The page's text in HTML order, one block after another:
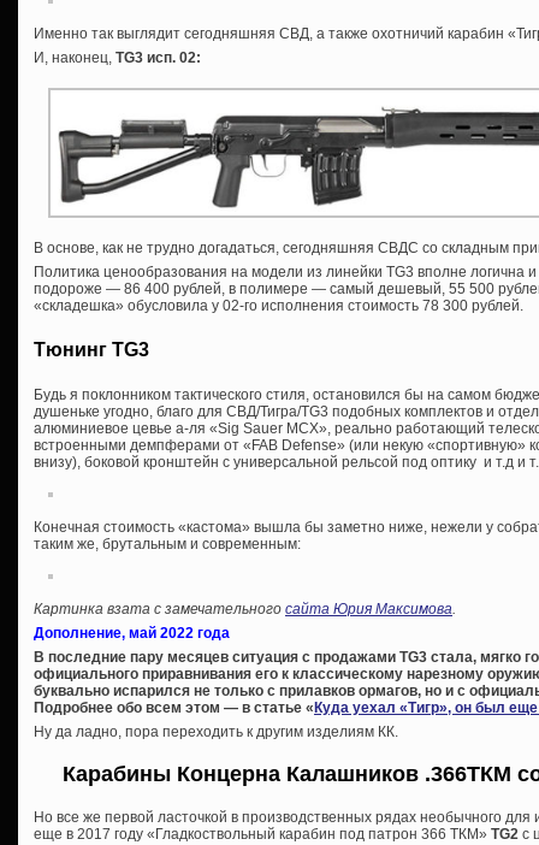
Именно так выглядит сегодняшняя СВД, а также охотничий карабин
И, наконец, TG3 исп. 02:
В основе, как не трудно догадаться, сегодняшняя СВДС со складным
Политика ценообразования на модели из линейки TG3 вполне логична
подороже — 86 400 рублей, в полимере — самый дешевый, 55 500
«складешка» обусловила у 02-го исполнения стоимость 78 300 рублей.
Тюнинг TG3
Будь я поклонником тактического стиля, остановился бы на самом
душеньке угодно, благо для СВД/Тигра/TG3 подобных комплектов и
алюминиевое цевье а-ля «Sig Sauer MCX», реально работающий
встроенными демпферами от «FAB Defense» (или некую «спортивную»
внизу), боковой кронштейн с универсальной рельсой под оптику и т.д и
Конечная стоимость «кастома» вышла бы заметно ниже, нежели у
таким же, брутальным и современным:
Картинка взата с замечательного сайта Юрия Максимова.
Дополнение, май 2022 года
В последние пару месяцев ситуация с продажами TG3 стала, мягко
официального приравнивания его к классическому нарезному
буквально испарился не только с прилавков ормагов, но и с
Подробнее обо всем этом — в статье « Куда уехал «Тигр», он был
Ну да ладно, пора переходить к другим изделиям КК.
Карабины Концерна Калашников .366ТКМ
Но все же первой ласточкой в производственных рядах необычного
еще в 2017 году «Гладкоствольный карабин под патрон 366 ТКМ» TG2 с